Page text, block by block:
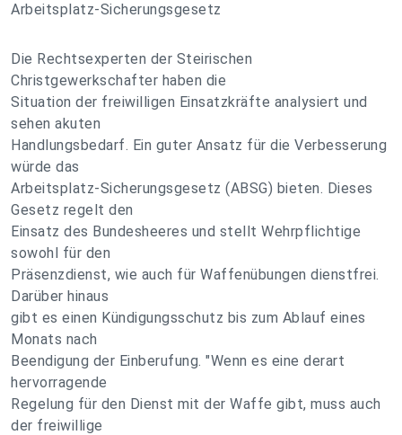
Arbeitsplatz-Sicherungsgesetz
Die Rechtsexperten der Steirischen
Christgewerkschafter haben die
Situation der freiwilligen Einsatzkräfte analysiert und
sehen akuten
Handlungsbedarf. Ein guter Ansatz für die Verbesserung
würde das
Arbeitsplatz-Sicherungsgesetz (ABSG) bieten. Dieses
Gesetz regelt den
Einsatz des Bundesheeres und stellt Wehrpflichtige
sowohl für den
Präsenzdienst, wie auch für Waffenübungen dienstfrei.
Darüber hinaus
gibt es einen Kündigungsschutz bis zum Ablauf eines
Monats nach
Beendigung der Einberufung. "Wenn es eine derart
hervorragende
Regelung für den Dienst mit der Waffe gibt, muss auch
der freiwillige